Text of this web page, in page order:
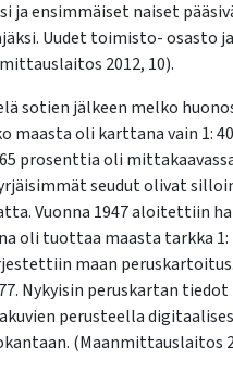
ja ensimmäiset naiset
Uudet toimisto- osasto
2012, 10).
sotien jälkeen melko
maasta oli karttana vain 1:
prosenttia oli mittakaavassa
seudut olivat
Vuonna 1947 aloitettiin
oli tuottaa maasta tarkka 1:
maan
Nykyisin peruskartan
perusteella
(Maanmittauslaitos